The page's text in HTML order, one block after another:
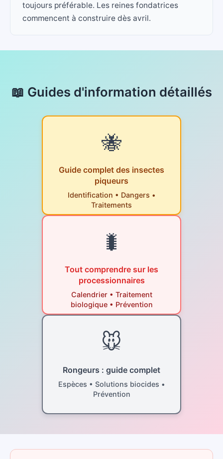
toujours préférable. Les reines fondatrices
commencent à construire dès avril.
📖 Guides d'information détaillés
🐝
Guide complet des insectes
piqueurs
Identification • Dangers •
Traitements
🐛
Tout comprendre sur les
processionnaires
Calendrier • Traitement
biologique • Prévention
🐭
Rongeurs : guide complet
Espèces • Solutions biocides •
Prévention